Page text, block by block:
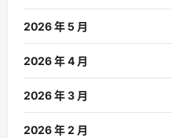
2026 年 5 月
2026 年 4 月
2026 年 3 月
2026 年 2 月